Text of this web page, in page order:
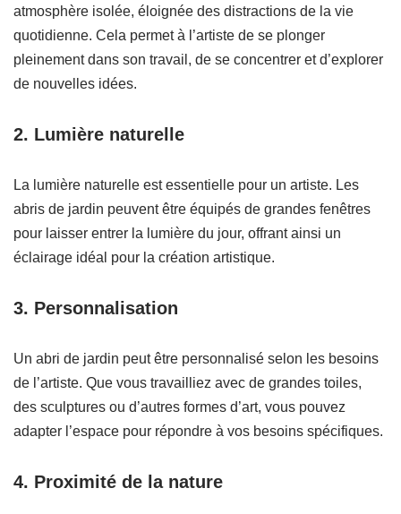
atmosphère isolée, éloignée des distractions de la vie
quotidienne. Cela permet à l’artiste de se plonger
pleinement dans son travail, de se concentrer et d’explorer
de nouvelles idées.
2. Lumière naturelle
La lumière naturelle est essentielle pour un artiste. Les
abris de jardin peuvent être équipés de grandes fenêtres
pour laisser entrer la lumière du jour, offrant ainsi un
éclairage idéal pour la création artistique.
3. Personnalisation
Un abri de jardin peut être personnalisé selon les besoins
de l’artiste. Que vous travailliez avec de grandes toiles,
des sculptures ou d’autres formes d’art, vous pouvez
adapter l’espace pour répondre à vos besoins spécifiques.
4. Proximité de la nature